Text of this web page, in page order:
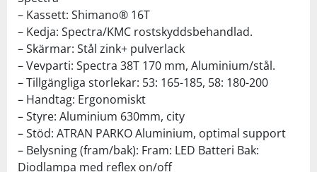
– Kassett: Shimano® 16T
– Kedja: Spectra/KMC rostskyddsbehandlad.
– Skärmar: Stål zink+ pulverlack
– Vevparti: Spectra 38T 170 mm, Aluminium/stål.
– Tillgängliga storlekar: 53: 165-185, 58: 180-200
– Handtag: Ergonomiskt
– Styre: Aluminium 630mm, city
– Stöd: ATRAN PARKO Aluminium, optimal support
– Belysning (fram/bak): Fram: LED Batteri Bak:
Diodlampa med reflex on/off